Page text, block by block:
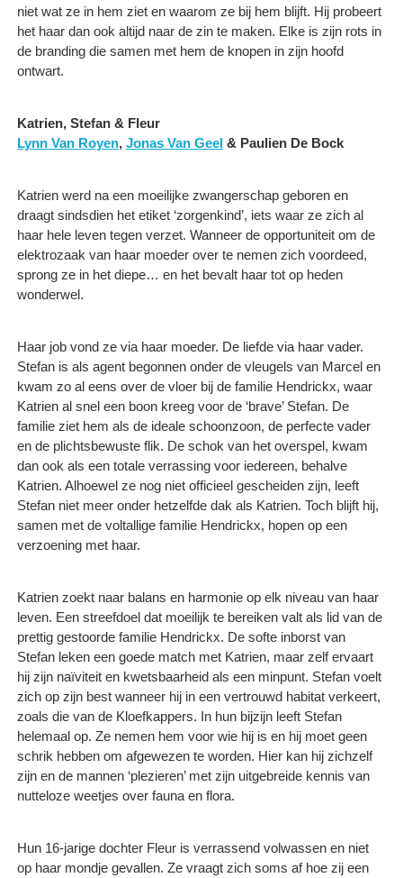
niet wat ze in hem ziet en waarom ze bij hem blijft. Hij probeert
het haar dan ook altijd naar de zin te maken. Elke is zijn rots in
de branding die samen met hem de knopen in zijn hoofd
ontwart.
Katrien, Stefan & Fleur
Lynn Van Royen, Jonas Van Geel & Paulien De Bock
Katrien werd na een moeilijke zwangerschap geboren en
draagt sindsdien het etiket ‘zorgenkind’, iets waar ze zich al
haar hele leven tegen verzet. Wanneer de opportuniteit om de
elektrozaak van haar moeder over te nemen zich voordeed,
sprong ze in het diepe… en het bevalt haar tot op heden
wonderwel.
Haar job vond ze via haar moeder. De liefde via haar vader.
Stefan is als agent begonnen onder de vleugels van Marcel en
kwam zo al eens over de vloer bij de familie Hendrickx, waar
Katrien al snel een boon kreeg voor de ‘brave’ Stefan. De
familie ziet hem als de ideale schoonzoon, de perfecte vader
en de plichtsbewuste flik. De schok van het overspel, kwam
dan ook als een totale verrassing voor iedereen, behalve
Katrien. Alhoewel ze nog niet officieel gescheiden zijn, leeft
Stefan niet meer onder hetzelfde dak als Katrien. Toch blijft hij,
samen met de voltallige familie Hendrickx, hopen op een
verzoening met haar.
Katrien zoekt naar balans en harmonie op elk niveau van haar
leven. Een streefdoel dat moeilijk te bereiken valt als lid van de
prettig gestoorde familie Hendrickx. De softe inborst van
Stefan leken een goede match met Katrien, maar zelf ervaart
hij zijn naïviteit en kwetsbaarheid als een minpunt. Stefan voelt
zich op zijn best wanneer hij in een vertrouwd habitat verkeert,
zoals die van de Kloefkappers. In hun bijzijn leeft Stefan
helemaal op. Ze nemen hem voor wie hij is en hij moet geen
schrik hebben om afgewezen te worden. Hier kan hij zichzelf
zijn en de mannen ‘plezieren’ met zijn uitgebreide kennis van
nutteloze weetjes over fauna en flora.
Hun 16-jarige dochter Fleur is verrassend volwassen en niet
op haar mondje gevallen. Ze vraagt zich soms af hoe zij een